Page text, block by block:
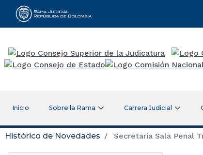
Rama Judicial
Inicio Sobre la Rama Carrera Judicial
Histórico de Novedades Secretaria Sala Penal